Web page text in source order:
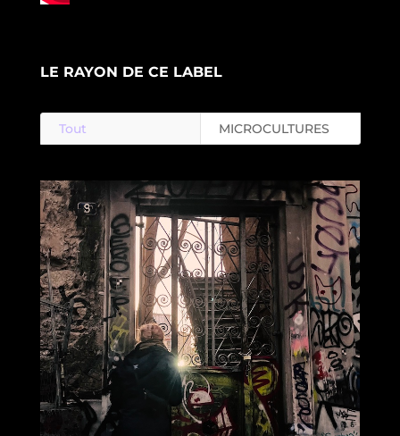
LE RAYON DE CE LABEL
Tout MICROCULTURES